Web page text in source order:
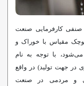
صنفی کارفرمایی صنعت
مقیاس با خوراک و
با توجه به نام
در جهت تولید) در واقع
و مردمی در صنعت